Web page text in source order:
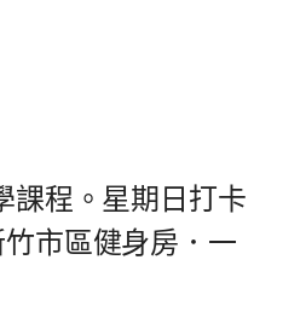
課程。星期日打卡
市區健身房．一